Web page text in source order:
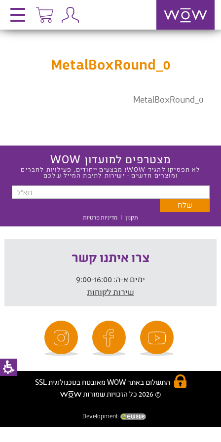
MetalBoxRound_0
MetalBoxRound_0
מצטרפים למועדון WOW
לא תפסיקו להגיד WOW! מבצעים ייחודים, פעילויות לחברים
ומוצרים חדשים - ישירות לתיבת המייל שלכם
תקנון | מדיניות פרטיות
צרו איתנו קשר
ימים א-ה:
שירות לקוחות
התשלום באתר WOW מאובטח בטכנולוגית SSL
© 2026 כל הזכויות שמורות
Development: